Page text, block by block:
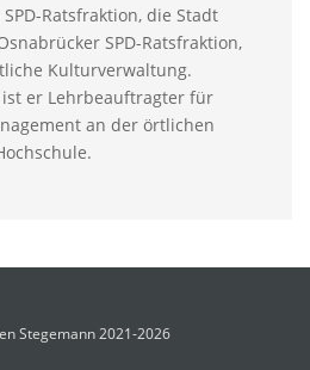
Ratsfraktion, die Stadt
SPD-Ratsfraktion,
Kulturverwaltung.
er Lehrbeauftragter für
an der örtlichen
Stegemann 2021-2026